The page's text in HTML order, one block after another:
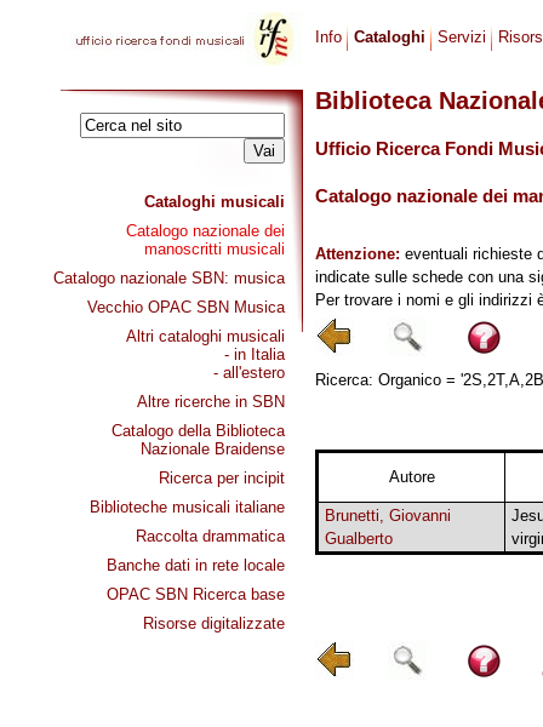
Cataloghi musicali
Catalogo nazionale dei
manoscritti musicali
Catalogo nazionale SBN: musica
Vecchio OPAC SBN Musica
Altri cataloghi musicali
- in Italia
- all'estero
Altre ricerche in SBN
Catalogo della Biblioteca
Nazionale Braidense
Ricerca per incipit
Biblioteche musicali italiane
Raccolta drammatica
Banche dati in rete locale
OPAC SBN Ricerca base
Risorse digitalizzate
Info Cataloghi Servizi
Biblioteca
Ufficio Ricerca Fondi
Catalogo nazionale dei
Attenzione: eventuali richieste
indicate sulle schede con una
Per trovare i nomi e gli indirizzi
Ricerca: Organico =
Autore
Brunetti, Giovanni
Gualberto